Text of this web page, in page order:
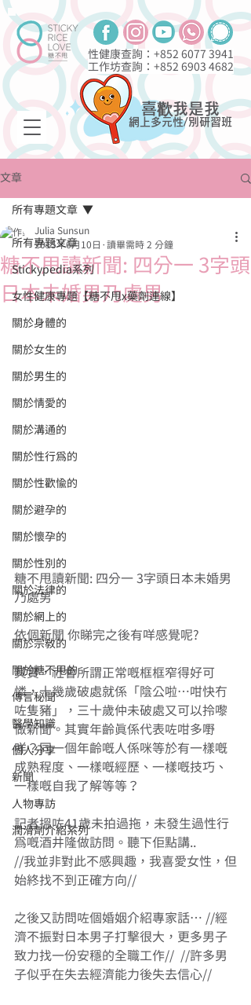
性健康查詢：+852 6077 3941
工作坊查詢：+852 6903 4682
喜歡我是我
網上多元性/別研習班
文章
所有專題文章
Stickypedia系列
女性健康專題【糖不甩x藥劑連線】
關於身體的
關於女生的
關於男生的
關於情愛的
關於溝通的
關於性行為的
關於性歡愉的
關於避孕的
關於懷孕的
關於性別的
關於法律的
關於網上的
關於宗教的
關於糖不甩的
傳言秘聞
醫學知識
個人分享
新聞
人物專訪
潤滑劑介紹系列
所有專題文章
糖不甩讀新聞: 四分一 3字頭
日本未婚男乃處男
Julia Sunsun
2015年6月10日
讀畢需時 2 分鐘
糖不甩讀新聞: 四分一 3字頭日本未婚男
乃處男
依個新聞 你睇完之後有咩感覺呢?
其實，社會所謂正常嘅框框窄得好可
憐，十幾歲破處就係「陰公啦…咁快冇
咗隻豬」，三十歲仲未破處又可以拎嚟
做新聞。其實年齡真係代表咗咁多嘢
咩？同一個年齡嘅人係咪等於有一樣嘅
成熟程度、一樣嘅經歷、一樣嘅技巧、
一樣嘅自我了解等等？
記者搵咗41歲未拍過拖，未發生過性行
為嘅酒井隆做訪問。聽下佢點講..
//我並非對此不感興趣，我喜愛女性，但
始終找不到正確方向//
之後又訪問咗個婚姻介紹專家話… //經
濟不振對日本男子打擊很大，更多男子
致力找一份安穩的全職工作//  //許多男
子似乎在失去經濟能力後失去信心//